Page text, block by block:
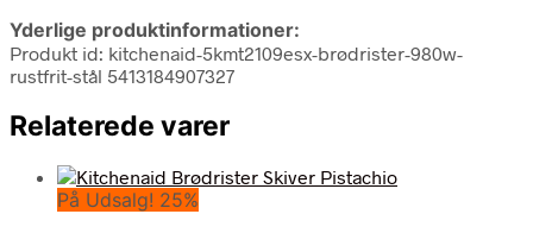
Yderlige produktinformationer:
Produkt id: kitchenaid-5kmt2109esx-brødrister-980w-
rustfrit-stål 5413184907327
Relaterede varer
På Udsalg! 25%